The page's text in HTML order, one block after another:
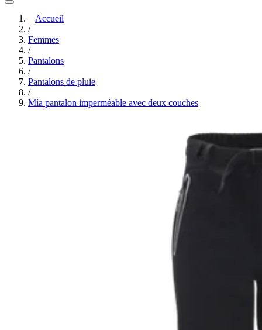
Accueil
/
Femmes
/
Pantalons
/
Pantalons de pluie
/
Mía pantalon imperméable avec deux couches